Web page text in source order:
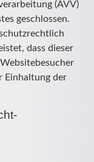
(AVV)
geschlossen.
dass dieser
Einhaltung der